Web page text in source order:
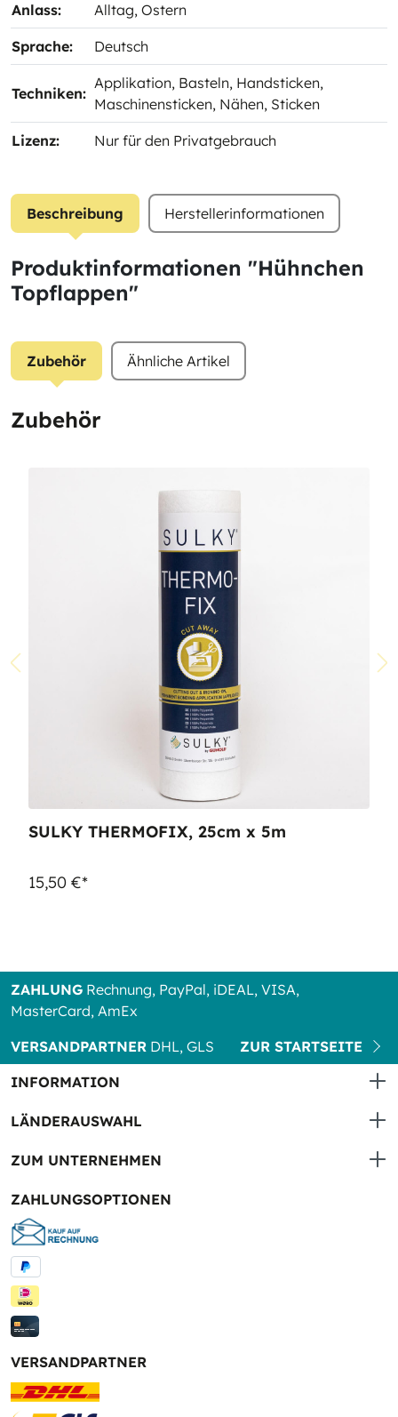
Anlass: Alltag, Ostern
Sprache: Deutsch
Techniken:
Applikation, Basteln, Handsticken,
Maschinensticken, Nähen, Sticken
Lizenz: Nur für den Privatgebrauch
Beschreibung Herstellerinformationen
Produktinformationen "Hühnchen
Topflappen"
Zubehör Ähnliche Artikel
Zubehör
SULKY THERMOFIX, 25cm x 5m
15,50 €*
ZAHLUNG Rechnung, PayPal, iDEAL, VISA,
MasterCard, AmEx
VERSANDPARTNER DHL, GLS
ZUR STARTSEITE
INFORMATION
LÄNDERAUSWAHL
ZUM UNTERNEHMEN
ZAHLUNGSOPTIONEN
VERSANDPARTNER